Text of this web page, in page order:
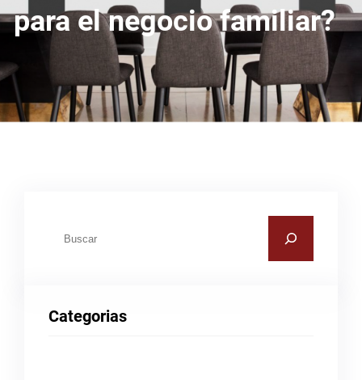
para el negocio familiar?
a
Categorias